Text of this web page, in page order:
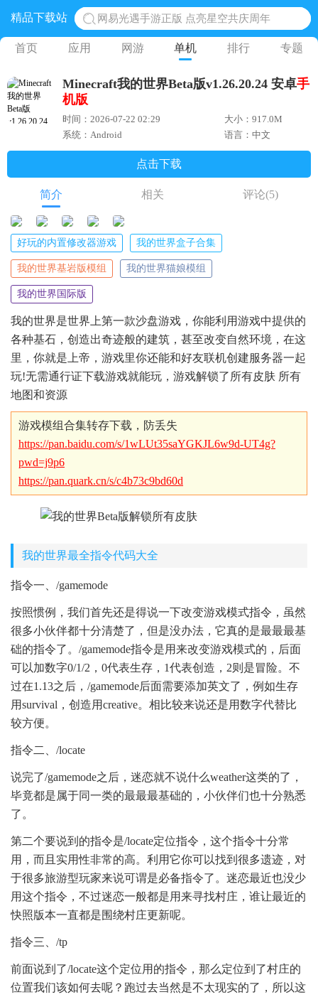
精品下载站
网易光遇手游正版 点亮星空共庆周年
黎明觉醒生机腾讯正版 黎明觉醒生机国际服
蛋仔派对下载 蛋仔派对体验服
奥特曼王者传奇 正版奥特曼游戏
首页 应用 网游 单机 排行 专题
Minecraft我的世界Beta版v1.26.20.24 安卓手
机版
时间：2026-07-22 02:29
大小：917.0M
系统：Android
语言：中文
点击下载
简介 相关 评论(5)
好玩的内置修改器游戏 我的世界盒子合集
我的世界基岩版模组 我的世界猫娘模组
我的世界国际版
我的世界是世界上第一款沙盘游戏，你能利用游戏中提供的
各种基石，创造出奇迹般的建筑，甚至改变自然环境，在这
里，你就是上帝，游戏里你还能和好友联机创建服务器一起
玩!无需通行证下载游戏就能玩，游戏解锁了所有皮肤 所有
地图和资源
游戏模组合集转存下载，防丢失
https://pan.baidu.com/s/1wLUt35saYGKJL6w9d-UT4g?
pwd=j9p6
https://pan.quark.cn/s/c4b73c9bd60d
我的世界最全指令代码大全
指令一、/gamemode
按照惯例，我们首先还是得说一下改变游戏模式指令，虽然
很多小伙伴都十分清楚了，但是没办法，它真的是最最最基
础的指令了。/gamemode指令是用来改变游戏模式的，后面
可以加数字0/1/2，0代表生存，1代表创造，2则是冒险。不
过在1.13之后，/gamemode后面需要添加英文了，例如生存
用survival，创造用creative。相比较来说还是用数字代替比
较方便。
指令二、/locate
说完了/gamemode之后，迷恋就不说什么weather这类的了，
毕竟都是属于同一类的最最最基础的，小伙伴们也十分熟悉
了。
第二个要说到的指令是/locate定位指令，这个指令十分常
用，而且实用性非常的高。利用它你可以找到很多遗迹，对
于很多旅游型玩家来说可谓是必备指令了。迷恋最近也没少
用这个指令，不过迷恋一般都是用来寻找村庄，谁让最近的
快照版本一直都是围绕村庄更新呢。
指令三、/tp
前面说到了/locate这个定位用的指令，那么定位到了村庄的
位置我们该如何去呢？跑过去当然是不太现实的了，所以这